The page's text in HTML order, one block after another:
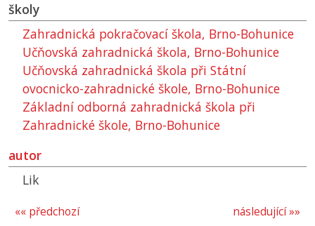
školy
Zahradnická pokračovací škola, Brno-Bohunice
Učňovská zahradnická škola, Brno-Bohunice
Učňovská zahradnická škola při Státní
ovocnicko-zahradnické škole, Brno-Bohunice
Základní odborná zahradnická škola při
Zahradnické škole, Brno-Bohunice
autor
Lik
následující »»
«« předchozí